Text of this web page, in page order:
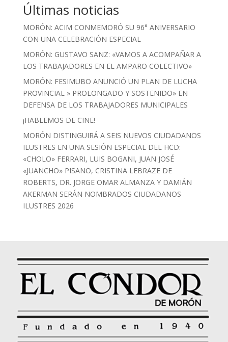
Últimas noticias
MORÓN: ACIM CONMEMORÓ SU 96° ANIVERSARIO
CON UNA CELEBRACIÓN ESPECIAL
MORÓN: GUSTAVO SANZ: «VAMOS A ACOMPAÑAR A
LOS TRABAJADORES EN EL AMPARO COLECTIVO»
MORÓN: FESIMUBO ANUNCIÓ UN PLAN DE LUCHA
PROVINCIAL » PROLONGADO Y SOSTENIDO» EN
DEFENSA DE LOS TRABAJADORES MUNICIPALES
¡HABLEMOS DE CINE!
MORÓN DISTINGUIRÁ A SEIS NUEVOS CIUDADANOS
ILUSTRES EN UNA SESIÓN ESPECIAL DEL HCD:
«CHOLO» FERRARI, LUIS BOGANI, JUAN JOSÉ
«JUANCHO» PISANO, CRISTINA LEBRAZE DE
ROBERTS, DR. JORGE OMAR ALMANZA Y DAMIÁN
AKERMAN SERÁN NOMBRADOS CIUDADANOS
ILUSTRES 2026